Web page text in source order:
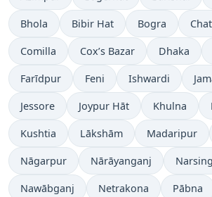
Bhola Bibir Hat Bogra
Comilla Cox’s Bazar Dhaka
Farīdpur Feni Ishwardi
Jessore Joypur Hāt Khulna
Kushtia Lākshām Madaripur
Nāgarpur Nārāyanganj
Nawābganj Netrakona Pābna